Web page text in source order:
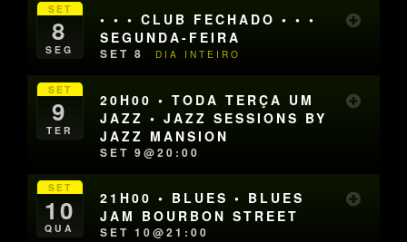
SET
8
SEG
• • • CLUB FECHADO • • •
SEGUNDA-FEIRA
SET 8 DIA INTEIRO
SET
9
TER
20H00 • TODA TERÇA UM
JAZZ • JAZZ SESSIONS BY
JAZZ MANSION
SET 9@20:00
SET
10
QUA
21H00 • BLUES • BLUES
JAM BOURBON STREET
SET 10@21:00